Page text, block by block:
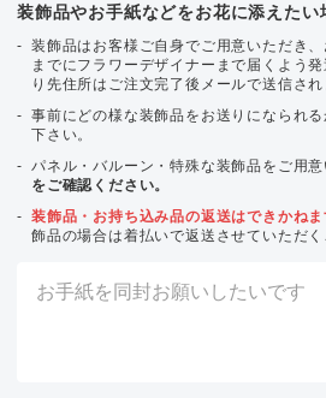
装飾品やお手紙などをお花に添えたい
装飾品はお客様ご自身でご用意いただき
までにフラワーデザイナーまで届くよう
り先住所はご注文完了後メールで送信され
事前にどの様な装飾品をお送りになられ
下さい。
パネル・バルーン・特殊な装飾品をご用
をご確認ください。
装飾品・お持ち込み品の返送はできかねま
飾品の場合は着払いで返送させていただく